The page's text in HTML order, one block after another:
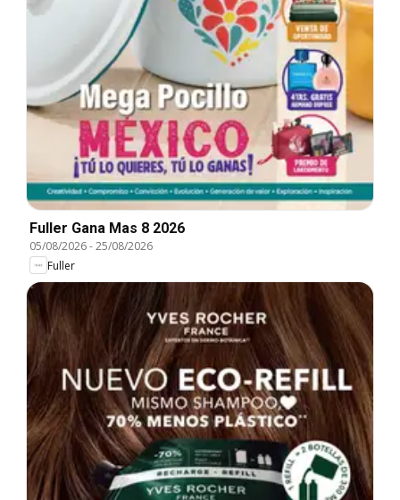
Fuller Gana Mas 8 2026
05/08/2026-25/08/2026
Fuller